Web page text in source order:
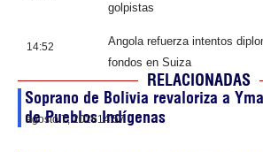
golpistas
14:52
Angola refuerza intentos
fondos en Suiza
RELACIONADAS
Soprano de Bolivia revaloriza a
de Pueblos Indígenas
agosto 7, 202614:57